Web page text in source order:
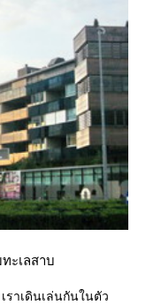
ะเลสาบ
าเดินเล่นกันในตัว